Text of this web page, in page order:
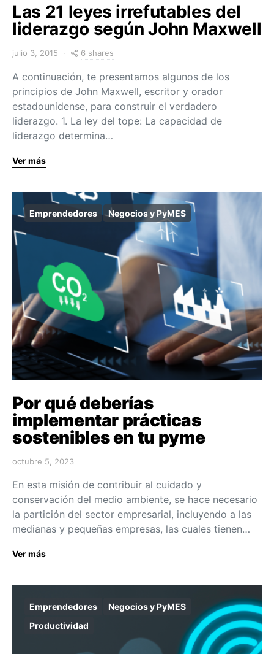
Las 21 leyes irrefutables del
liderazgo según John Maxwell
julio 3, 2015 6 shares
A continuación, te presentamos algunos de los
principios de John Maxwell, escritor y orador
estadounidense, para construir el verdadero
liderazgo. 1. La ley del tope: La capacidad de
liderazgo determina…
Ver más
Emprendedores Negocios y PyMES
Por qué deberías
implementar prácticas
sostenibles en tu pyme
octubre 5, 2023
En esta misión de contribuir al cuidado y
conservación del medio ambiente, se hace necesario
la partición del sector empresarial, incluyendo a las
medianas y pequeñas empresas, las cuales tienen…
Ver más
Emprendedores
Negocios y PyMES
Productividad